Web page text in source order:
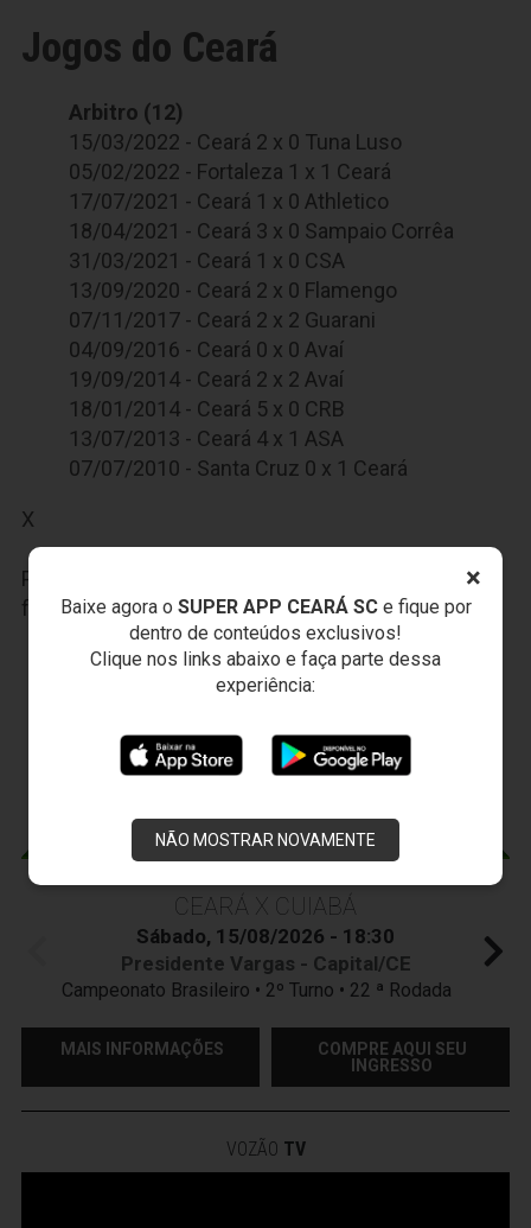
×
Baixe agora o SUPER APP CEARÁ SCe fique por
dentro de conteúdos exclusivos!
Clique nos links abaixo e faça parte dessa
experiência:
NÃO MOSTRAR NOVAMENTE
Jogos do Ceará
Arbitro (12)
15/03/2022 - Ceará 2 x 0 Tuna Luso
05/02/2022 - Fortaleza 1 x 1 Ceará
17/07/2021 - Ceará 1 x 0 Athletico
18/04/2021 - Ceará 3 x 0 Sampaio Corrêa
31/03/2021 - Ceará 1 x 0 CSA
13/09/2020 - Ceará 2 x 0 Flamengo
07/11/2017 - Ceará 2 x 2 Guarani
04/09/2016 - Ceará 0 x 0 Avaí
19/09/2014 - Ceará 2 x 2 Avaí
18/01/2014 - Ceará 5 x 0 CRB
13/07/2013 - Ceará 4 x 1 ASA
07/07/2010 - Santa Cruz 0 x 1 Ceará
X
Participe das nossas promoções, clique
faça seu cadastro.
JOGOS DOVOZÃO
CEARÁ X CUIABÁ
Sábado, 15/08/2026 - 18:30
Presidente Vargas - Capital/CE
Campeonato Brasileiro • 2º Turno • 22 ª Rodada
MAIS INFORMAÇÕES
COMPRE AQUI SEU
INGRESSO
VOZÃO TV